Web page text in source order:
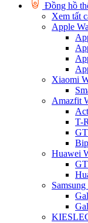
Đồng hồ
Xem tất
Apple
Xiaomi
Amazfit
T-
Huawei